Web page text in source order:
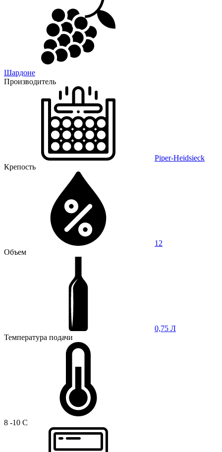
Шардоне
Производитель
Piper-Heidsieck
Крепость
12
Объем
0,75 Л
Температура подачи
8 -10 C